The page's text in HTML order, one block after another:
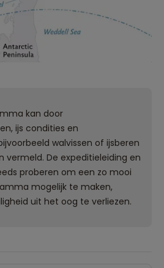
kan door
ijs condities en
walvissen of ijsberen
vermeld. De expeditieleiding en
proberen om een zo mooi
mogelijk te maken,
uit het oog te verliezen.